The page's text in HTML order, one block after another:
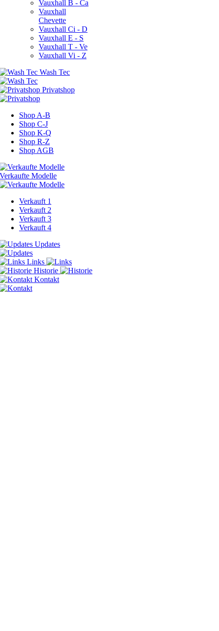
Vauxhall B - Ca
Vauxhall
Chevette
Vauxhall Ci - D
Vauxhall E - S
Vauxhall T - Ve
Vauxhall Vi - Z
Shop A-B
Shop C-J
Shop K-Q
Shop R-Z
Shop AGB
Verkauft 1
Verkauft 2
Verkauft 3
Verkauft 4